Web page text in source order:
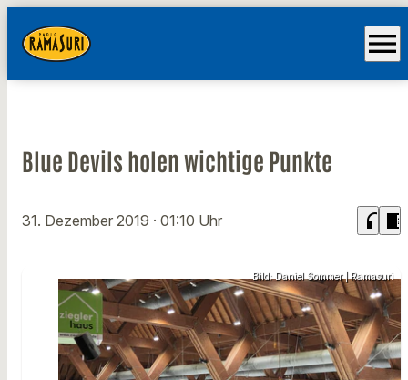
menu
Blue Devils holen wichtige Punkte
31. Dezember 2019 · 01:10 Uhr headphones chrome_reader_mode
Bild: Daniel Sommer | Ramasuri